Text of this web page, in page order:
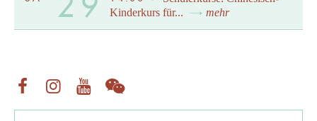
Kinderkurs für...
mehr